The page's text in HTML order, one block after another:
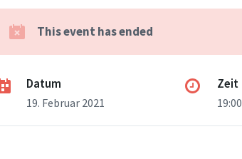
This event has ended
Datum
19. Februar 2021
Zeit
19:00